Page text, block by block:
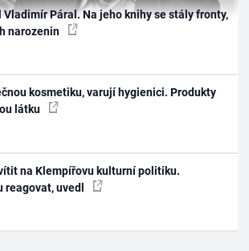
Páral. Na jeho knihy se stály fronty,
narozenin
kosmetiku, varují hygienici. Produkty
látku
na Klempířovu kulturní politiku.
reagovat, uvedl